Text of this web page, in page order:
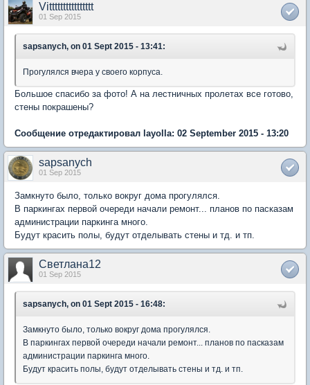
Vitttttttttttttttt
01 Sep 2015
sapsanych, on 01 Sept 2015 - 13:41:
Прогулялся вчера у своего корпуса.
Большое спасибо за фото! А на лестничных пролетах все готово,
стены покрашены?
Сообщение отредактировал layolla: 02 September 2015 - 13:20
sapsanych
01 Sep 2015
Замкнуто было, только вокруг дома прогулялся.
В паркингах первой очереди начали ремонт... планов по пасказам
администрации паркинга много.
Будут красить полы, будут отделывать стены и тд. и тп.
Светлана12
01 Sep 2015
sapsanych, on 01 Sept 2015 - 16:48:
Замкнуто было, только вокруг дома прогулялся.
В паркингах первой очереди начали ремонт... планов по пасказам
администрации паркинга много.
Будут красить полы, будут отделывать стены и тд. и тп.